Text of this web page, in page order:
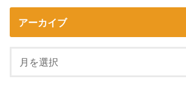
アーカイブ